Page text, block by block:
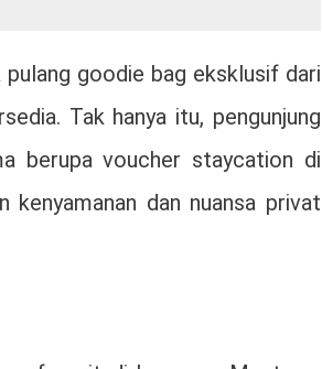
goodie bag eksklusif dari
Tak hanya itu, pengunjung
berupa voucher staycation di
kenyamanan dan nuansa privat